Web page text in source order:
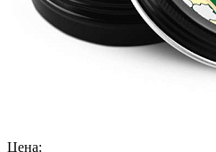
Цена: